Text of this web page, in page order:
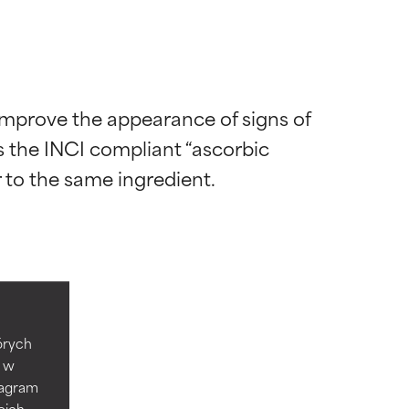
w
the appearance of signs of
INCI compliant “ascorbic